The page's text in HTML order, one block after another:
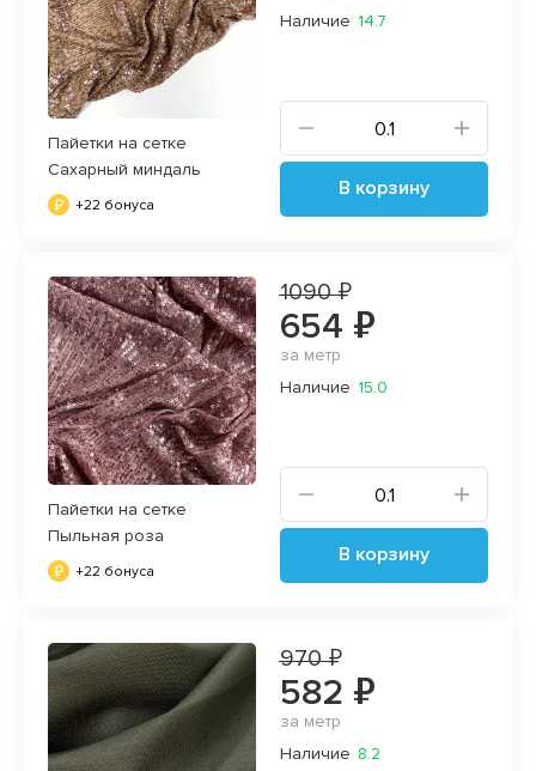
Пайетки на сетке
Сахарный миндаль
+22 бонуса
Наличие 14.7
В корзину
Пайетки на сетке
Пыльная роза
+22 бонуса
1090 ₽
654 ₽
за метр
Наличие 15.0
В корзину
970 ₽
582 ₽
за метр
Наличие 8.2